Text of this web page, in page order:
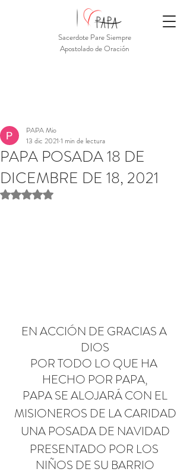
Sacerdote Pare Siempre
Apostolado de Oración
PAPA POSADA 18 DE
DICEMBRE DE 18, 2021
PAPA Mio
13 dic 2021 1 min de lectura
Obtuvo NaN de 5 estrellas.
EN ACCIÓN DE GRACIAS A
DIOS
POR TODO LO QUE HA
HECHO POR PAPA,
PAPA SE ALOJARÁ CON EL
MISIONEROS DE LA CARIDAD
UNA POSADA DE NAVIDAD
PRESENTADO POR LOS
NIÑOS DE SU BARRIO